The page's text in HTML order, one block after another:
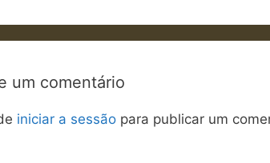
um comentário
iniciar a sessão para publicar um